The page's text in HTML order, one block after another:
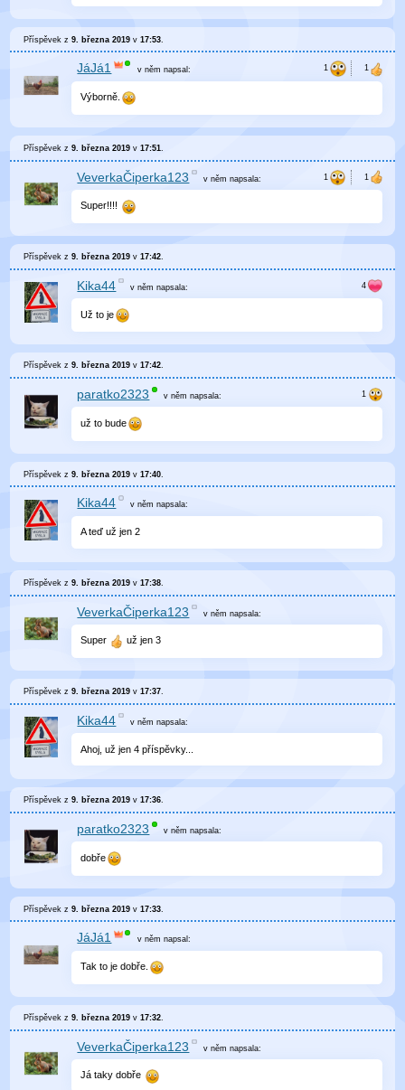
Příspěvek z9. března 2019 v17:53
JáJá1 v něm napsal:
Výborně.
Příspěvek z9. března 2019 v17:51
VeverkaČiperka123 v němnapsala:
Super!!!!
Příspěvek z9. března 2019 v17:42.
Kika44 v němnapsala:
Už to je
Příspěvek z9. března 2019 v17:42.
paratko2323 v němnapsala:
už to bude
Příspěvek z9. března 2019 v17:40
Kika44 v němnapsala:
A teď už jen 2
Příspěvek z9. března 2019 v17:38
VeverkaČiperka123 v němnapsala:
Super už jen 3
Příspěvek z9. března 2019 v17:37.
Kika44 v němnapsala:
Ahoj, už jen 4 příspěvky...
Příspěvek z9. března 2019 v17:36.
paratko2323 v němnapsala:
dobře
Příspěvek z9. března 2019 v17:33
JáJá1 v něm napsal:
Tak to je dobře.
Příspěvek z9. března 2019 v17:32
VeverkaČiperka123 v němnapsala:
Já taky dobře